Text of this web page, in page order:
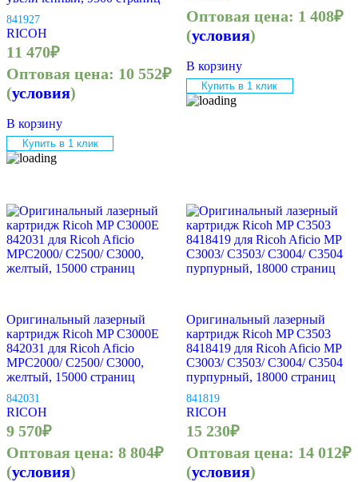
841927
RICOH
11 470₽
Оптовая цена: 10 552₽
(условия)
В корзину
Купить в 1 клик
Оптовая цена: 1 408₽
(условия)
В корзину
Купить в 1 клик
Оригинальный лазерный
картридж Ricoh MP C3000E
842031 для Ricoh Aficio
MPC2000/ C2500/ C3000,
желтый, 15000 страниц
842031
RICOH
9 570₽
Оптовая цена: 8 804₽
(условия)
Оригинальный лазерный
картридж Ricoh MP C3503
8418419 для Ricoh Aficio MP
C3003/ C3503/ C3004/ C3504
пурпурный, 18000 страниц
841819
RICOH
15 230₽
Оптовая цена: 14 012₽
(условия)